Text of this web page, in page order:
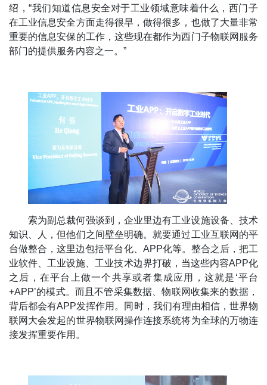
绍，“我们知道信息安全对于工业领域意味着什么，西门子
在工业信息安全方面走得很早，做得很多，也做了大量非常
重要的信息安保的工作，这些现在都作为西门子物联网服务
部门的提供服务内容之一。”
索为副总裁何强谈到，企业里边有工业设施设备、技术
知识、人，但他们之间壁垒明确。就要通过工业互联网的平
台做整合，这里边包括平台化、APP化等。整合之后，把工
业软件、工业设施、工业技术边界打破，当这些内容APP化
之后，在平台上做一个共享或者集成应用，这就是‘平台
+APP’的模式。而且不管采集数据、物联网收集来的数据，
背后都会有APP发挥作用。同时，我们有理由相信，世界物
联网大会发起的世界物联网操作连接系统将为全球的万物连
接发挥重要作用。